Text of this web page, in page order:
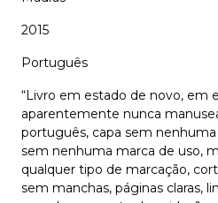
2015
Português
“Livro em estado de novo, em
aparentemente nunca
português, capa sem
sem nenhuma marca de uso,
qualquer tipo de marcação,
sem manchas, páginas claras,